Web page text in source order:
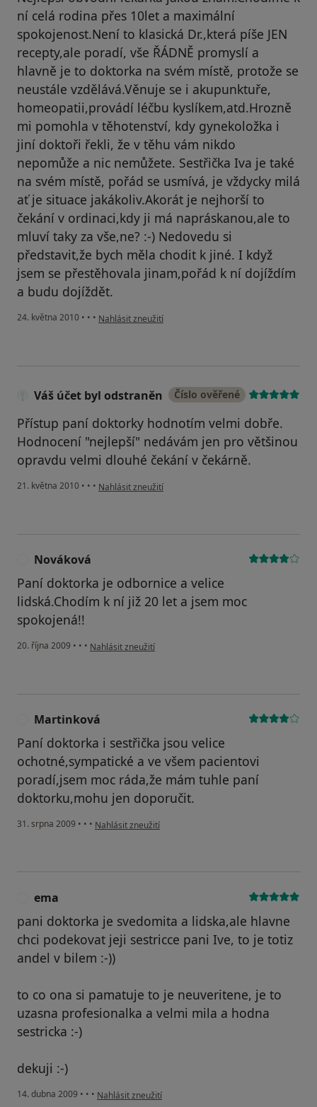
ní celá rodina přes 10let a maximální
spokojenost.Není to klasická Dr.,která píše JEN
recepty,ale poradí, vše ŘÁDNĚ promyslí a
hlavně je to doktorka na svém místě, protože se
neustále vzdělává.Věnuje se i akupunktuře,
homeopatii,provádí léčbu kyslíkem,atd.Hrozně
mi pomohla v těhotenství, kdy gynekoložka i
jiní doktoři řekli, že v těhu vám nikdo
nepomůže a nic nemůžete. Sestřička Iva je také
na svém místě, pořád se usmívá, je vždycky milá
ať je situace jakákoliv.Akorát je nejhorší to
čekání v ordinaci,kdy ji má napráskanou,ale to
mluví taky za vše,ne? :-) Nedovedu si
představit,že bych měla chodit k jiné. I když
jsem se přestěhovala jinam,pořád k ní dojíždím
a budu dojíždět.
24. května 2010 • • • podle názoru uživatele Váš účet byl odstraněn
Nahlásit zneužití
Váš účet byl odstraněn Číslo ověřené
Přístup paní doktorky hodnotím velmi dobře.
Hodnocení "nejlepší" nedávám jen pro většinou
opravdu velmi dlouhé čekání v čekárně.
21. května 2010 • • • podle názoru uživatele Váš účet byl odstraněn
Nahlásit zneužití
Nováková
Paní doktorka je odbornice a velice
lidská.Chodím k ní již 20 let a jsem moc
spokojená!!
20. října 2009 • • • podle názoru uživatele Nováková
Nahlásit zneužití
Martinková
Paní doktorka i sestřička jsou velice
ochotné,sympatické a ve všem pacientovi
poradí,jsem moc ráda,že mám tuhle paní
doktorku,mohu jen doporučit.
31. srpna 2009 • • • podle názoru uživatele Martinková
Nahlásit zneužití
ema
pani doktorka je svedomita a lidska,ale hlavne
chci podekovat jeji sestricce pani Ive, to je totiz
andel v bilem :-))
to co ona si pamatuje to je neuveritene, je to
uzasna profesionalka a velmi mila a hodna
sestricka :-)
dekuji :-)
14. dubna 2009 • • • podle názoru uživatele ema
Nahlásit zneužití